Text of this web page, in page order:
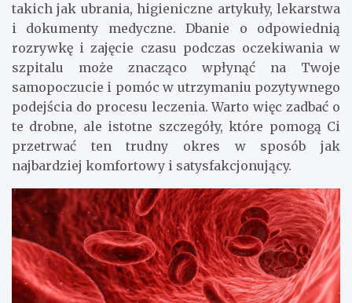
takich jak ubrania, higieniczne artykuły, lekarstwa
i dokumenty medyczne. Dbanie o odpowiednią
rozrywkę i zajęcie czasu podczas oczekiwania w
szpitalu może znacząco wpłynąć na Twoje
samopoczucie i pomóc w utrzymaniu pozytywnego
podejścia do procesu leczenia. Warto więc zadbać o
te drobne, ale istotne szczegóły, które pomogą Ci
przetrwać ten trudny okres w sposób jak
najbardziej komfortowy i satysfakcjonujący.